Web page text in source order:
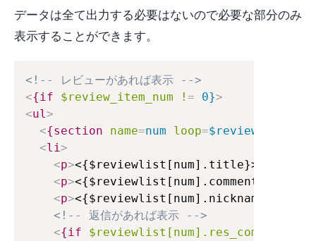
データは全て出力する必要はないので必要な部分のみ
表示することができます。
<!-- レビューがあれば表示 -->
<{if $review_item_num ! = 0}>
<ul >
<{section name=num loop=$reviewlist}
<li >
<p><{$reviewlist[num].title}>
<p><{$reviewlist[num].comment}>
<p><{$reviewlist[num].nickname}>さんの
<!-- 返信があれば表示 -->
<{if $reviewlist[num].res_comment